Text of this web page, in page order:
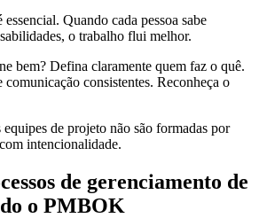
Quando cada pessoa sabe
o trabalho flui melhor.
bem? Defina claramente quem faz o quê.
comunicação consistentes. Reconheça o
de projeto não são formadas por
intencionalidade.
de gerenciamento de
o PMBOK